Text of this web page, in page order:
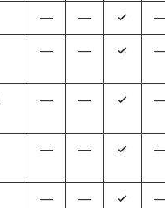
— — 4
— — 4
— — 4
— — 4
— — 4